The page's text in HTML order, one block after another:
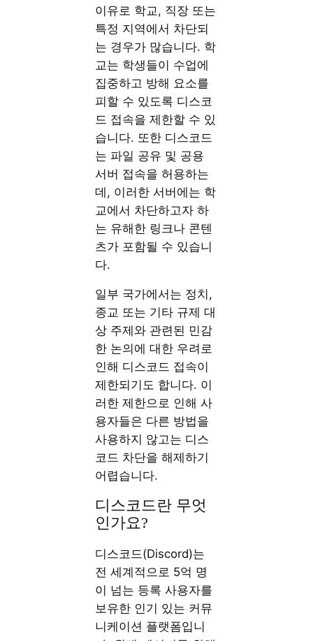
이유로 학교, 직장 또는
특정 지역에서 차단되
는 경우가 많습니다. 학
교는 학생들이 수업에
집중하고 방해 요소를
피할 수 있도록 디스코
드 접속을 제한할 수 있
습니다. 또한 디스코드
는 파일 공유 및 공용
서버 접속을 허용하는
데, 이러한 서버에는 학
교에서 차단하고자 하
는 유해한 링크나 콘텐
츠가 포함될 수 있습니
다.
일부 국가에서는 정치,
종교 또는 기타 규제 대
상 주제와 관련된 민감
한 논의에 대한 우려로
인해 디스코드 접속이
제한되기도 합니다. 이
러한 제한으로 인해 사
용자들은 다른 방법을
사용하지 않고는 디스
코드 차단을 해제하기
어렵습니다.
디스코드란 무엇
인가요?
디스코드(Discord)는
전 세계적으로 5억 명
이 넘는 등록 사용자를
보유한 인기 있는 커뮤
니케이션 플랫폼입니